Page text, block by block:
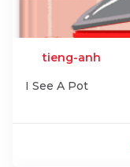
tieng-anh
I See A Pot